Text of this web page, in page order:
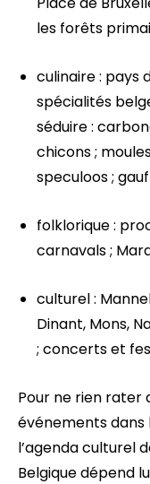
les forêts
culinaire : pays
spécialités
séduire :
chicons ;
speculoos ;
folklorique :
carnavals ;
culturel :
Dinant, Mons,
; concerts et
Pour ne rien rater
événements dans
l’agenda culturel
Belgique dépend